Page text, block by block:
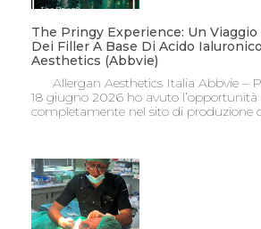
The Pringy Experience: Un Viaggio
Dei Filler A Base Di Acido
Aesthetics (Abbvie)
Allergan Aesthetics Italia Abbvie –
18 giugno 2026 ho avuto
completamente nel sito di produzione